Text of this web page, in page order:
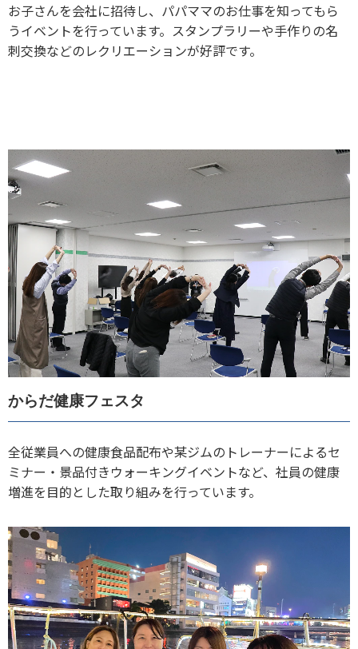
お子さんを会社に招待し、パパママのお仕事を知ってもら
うイベントを行っています。スタンプラリーや手作りの名
刺交換などのレクリエーションが好評です。
からだ健康フェスタ
全従業員への健康食品配布や某ジムのトレーナーによるセ
ミナー・景品付きウォーキングイベントなど、社員の健康
増進を目的とした取り組みを行っています。